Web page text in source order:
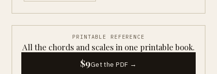
PRINTABLE REFERENCE
All the chords and scales in one printable book.
$9Get the PDF →